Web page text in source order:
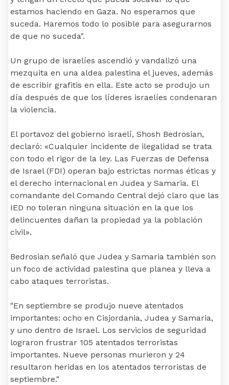
estamos haciendo en Gaza. No esperamos que
suceda. Haremos todo lo posible para asegurarnos
de que no suceda".
Un grupo de israelíes ascendió y vandalizó una
mezquita en una aldea palestina el jueves, además
de escribir grafitis en ella. Este acto se produjo un
día después de que los líderes israelíes condenaran
la violencia.
El portavoz del gobierno israelí, Shosh Bedrosian,
declaró: «Cualquier incidente de ilegalidad se trata
con todo el rigor de la ley. Las Fuerzas de Defensa
de Israel (FDI) operan bajo estrictas normas éticas y
el derecho internacional en Judea y Samaria. El
comandante del Comando Central dejó claro que las
IED no toleran ninguna situación en la que los
delincuentes dañan la propiedad ya la población
civil».
Bedrosian señaló que Judea y Samaria también son
un foco de actividad palestina que planea y lleva a
cabo ataques terroristas.
"En septiembre se produjo nueve atentados
importantes: ocho en Cisjordania, Judea y Samaria,
y uno dentro de Israel. Los servicios de seguridad
lograron frustrar 105 atentados terroristas
importantes. Nueve personas murieron y 24
resultaron heridas en los atentados terroristas de
septiembre."